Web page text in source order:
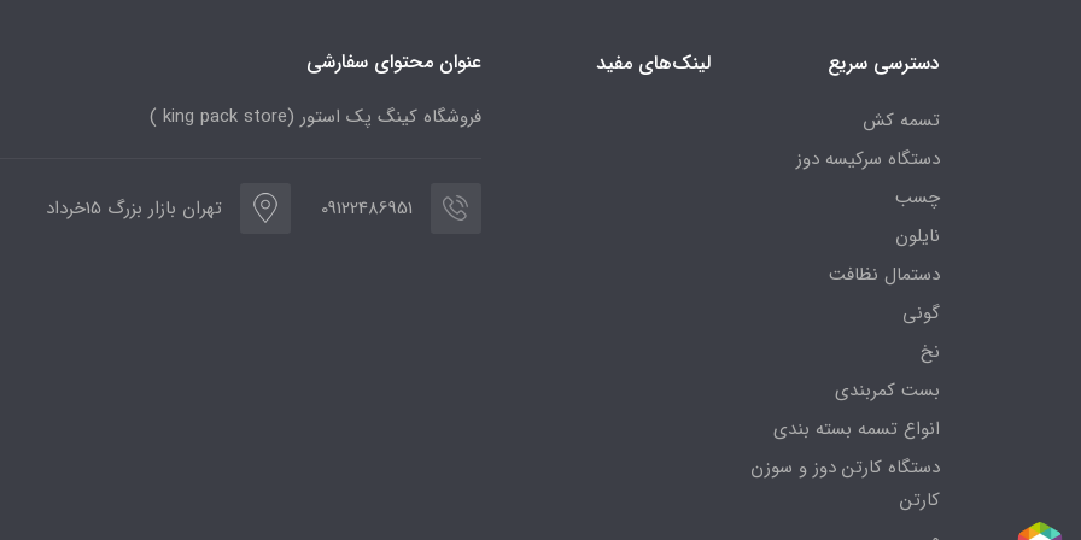
دسترسی سریع
تسمه کش
دستگاه سرکیسه دوز
چسب
نایلون
دستمال نظافت
گونی
نخ
بست کمربندی
انواع تسمه بسته بندی
دستگاه کارتن دوز و سوزن
کارتن
لینک‌های مفید عنوان محتوای سفارشی
فروشگاه کینگ پک استور (king pack store )
09122486951 تهران بازار بزرگ 15خرداد